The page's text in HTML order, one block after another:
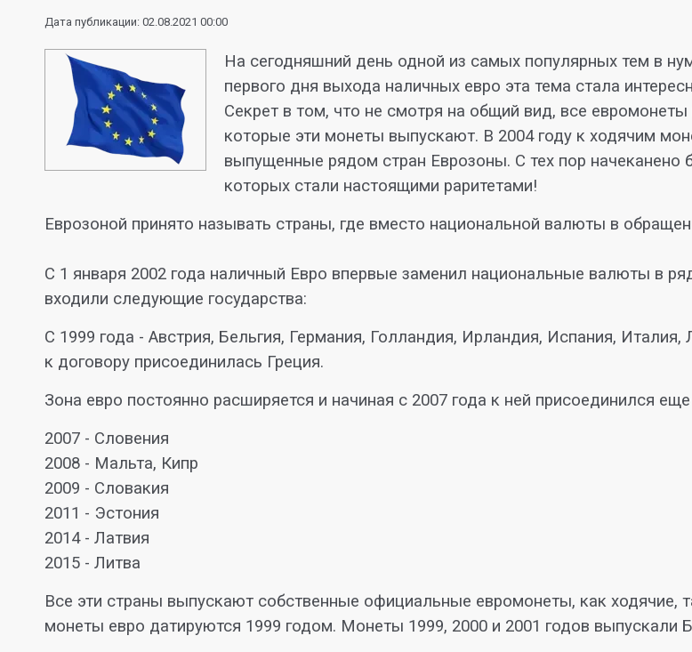
Дата публикации: 02.08.2021 00:00
На сегодняшний день одной из самых популярных тем в
первого дня выхода наличных евро эта тема стала
Секрет в том, что не смотря на общий вид, все
которые эти монеты выпускают. В 2004 году к ходячим
выпущенные рядом стран Еврозоны. С тех пор
которых стали настоящими раритетами!
Еврозоной принято называть страны, где вместо национальной валюты в
С 1 января 2002 года наличный Евро впервые заменил национальные валюты в
входили следующие государства:
С 1999 года - Австрия, Бельгия, Германия, Голландия, Ирландия, Испания,
к договору присоединилась Греция.
Зона евро постоянно расширяется и начиная с 2007 года к ней присоединился
2007 - Словения
2008 - Мальта, Кипр
2009 - Словакия
2011 - Эстония
2014 - Латвия
2015 - Литва
Все эти страны выпускают собственные официальные евромонеты, как
монеты евро датируются 1999 годом. Монеты 1999, 2000 и 2001 годов